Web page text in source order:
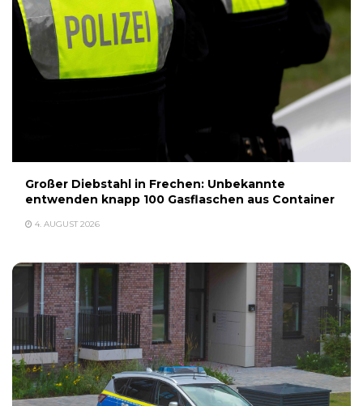
Großer Diebstahl in Frechen: Unbekannte
entwenden knapp 100 Gasflaschen aus Container
4. AUGUST 2026